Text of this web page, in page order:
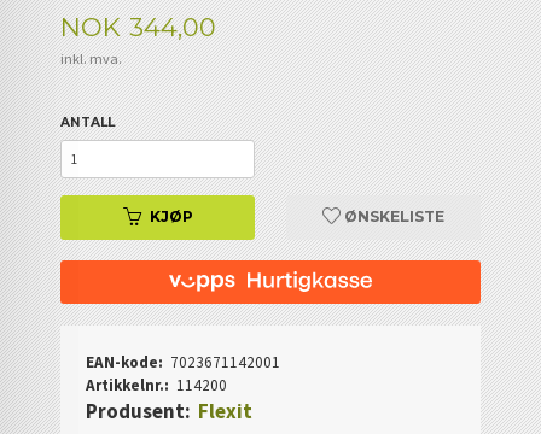
Pris
NOK 344,00
inkl. mva.
ANTALL
KJØP ØNSKELISTE
EAN-kode: 7023671142001
Artikkelnr.: 114200
Produsent: Flexit